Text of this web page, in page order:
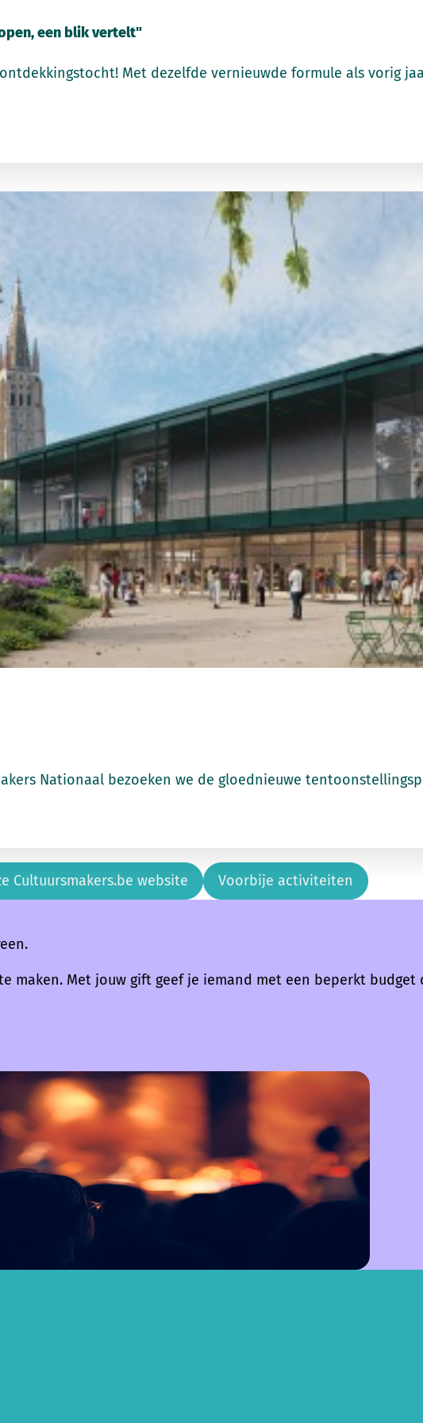
een blik vertelt"
Met dezelfde vernieuwde formule als vorig
Nationaal bezoeken we de gloednieuwe
Cultuursmakers.be website
Voorbije activiteiten
maken. Met jouw gift geef je iemand met een beperkt